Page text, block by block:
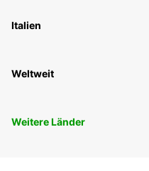
Italien
Weltweit
Weitere Länder